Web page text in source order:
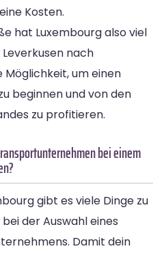
Kosten.
hat Luxembourg also viel
Leverkusen nach
Möglichkeit, um einen
beginnen und von den
zu profitieren.
bei einem
gibt es viele Dinge zu
der Auswahl eines
Damit dein